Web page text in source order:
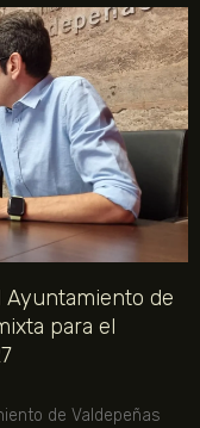
Ayuntamiento de
para el
de Valdepeñas